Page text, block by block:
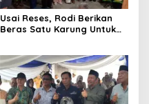
Usai Reses, Rodi Berikan
Beras Satu Karung Untuk